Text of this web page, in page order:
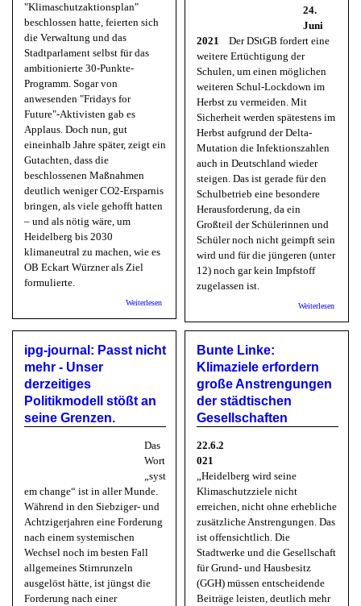
"Klimaschutzaktionsplan"
beschlossen hatte, feierten sich
die Verwaltung und das
Stadtparlament selbst für das
ambitionierte 30-Punkte-
Programm. Sogar von
anwesenden "Fridays for
Future"-Aktivisten gab es
Applaus. Doch nun, gut
eineinhalb Jahre später, zeigt ein
Gutachten, dass die
beschlossenen Maßnahmen
deutlich weniger CO2-Ersparnis
bringen, als viele gehofft hatten
– und als nötig wäre, um
Heidelberg bis 2030
klimaneutral zu machen, wie es
OB Eckart Würzner als Ziel
formulierte.
Weiterlesen
24.
Juni
2021 Der DStGB fordert eine
weitere Ertüchtigung der
Schulen, um einen möglichen
weiteren Schul-Lockdown im
Herbst zu vermeiden. Mit
Sicherheit werden spätestens im
Herbst aufgrund der Delta-
Mutation die Infektionszahlen
auch in Deutschland wieder
steigen. Das ist gerade für den
Schulbetrieb eine besondere
Herausforderung, da ein
Großteil der Schülerinnen und
Schüler noch nicht geimpft sein
wird und für die jüngeren (unter
12) noch gar kein Impfstoff
zugelassen ist.
Weiterlesen
ipg-journal: Passt nicht
mehr - Unser
derzeitiges
Politikmodell stößt an
seine Grenzen.
Das
Wort
„syst
em change“ ist in aller Munde.
Während in den Siebziger- und
Achtzigerjahren eine Forderung
nach einem systemischen
Wechsel noch im besten Fall
allgemeines Stirnrunzeln
ausgelöst hätte, ist jüngst die
Forderung nach einer
Bunte Linke:
Klimaziele erfordern
große Anstrengungen
der städtischen
Gesellschaften
22.6.2
021
„Heidelberg wird seine
Klimaschutzziele nicht
erreichen, nicht ohne erhebliche
zusätzliche Anstrengungen. Das
ist offensichtlich. Die
Stadtwerke und die Gesellschaft
für Grund- und Hausbesitz
(GGH) müssen entscheidende
Beiträge leisten, deutlich mehr